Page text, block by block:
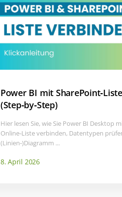
Power BI mit
(Step‑by‑Step)
Hier lesen Sie, wie Sie Power BI Desktop
Online‑Liste verbinden, Datentypen
(Linien‑)Diagramm ...
8. April 2026